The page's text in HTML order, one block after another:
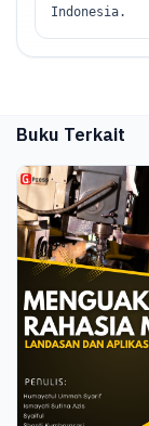
Indonesia.
Buku Terkait